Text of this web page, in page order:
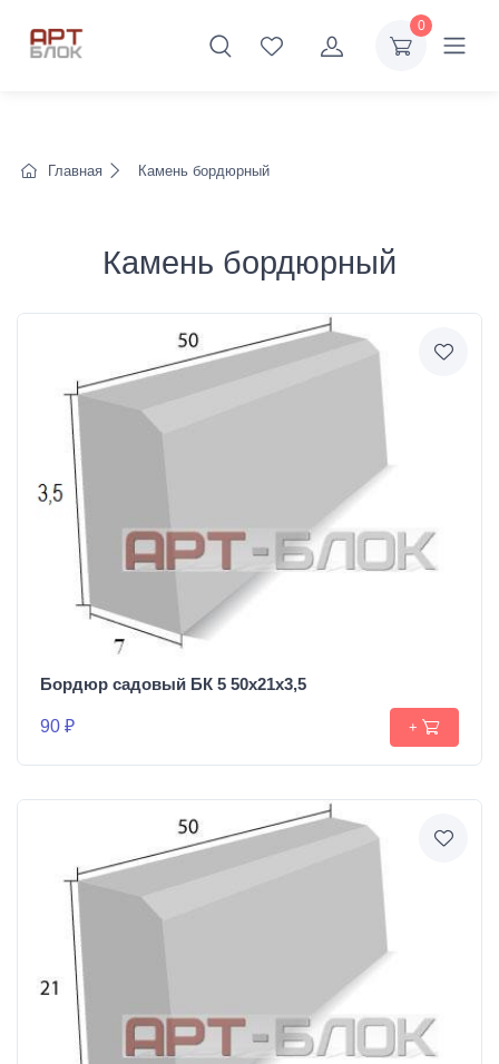
0
Главная Камень бордюрный
Камень бордюрный
Бордюр садовый БК 5 50х21х3,5
90 ₽ +